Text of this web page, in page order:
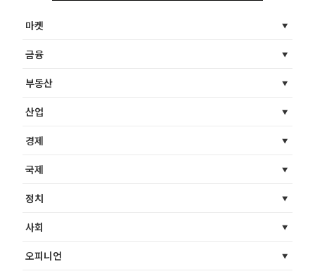
마켓
금융
부동산
산업
경제
국제
정치
사회
오피니언